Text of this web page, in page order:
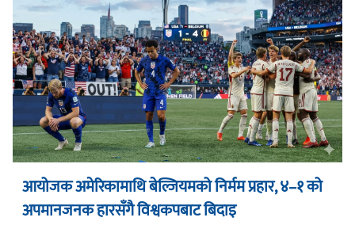
आयोजक अमेरिकामाथि बेल्जियमको निर्मम प्रहार, ४–१ को
अपमानजनक हारसँगै विश्वकपबाट बिदाइ